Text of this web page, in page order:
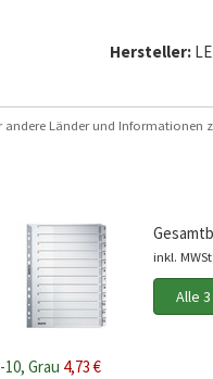
Hersteller:
Länder und Informationen
inkl. MWSt.
Alle
Grau 4,73 €